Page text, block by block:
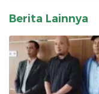
Berita Lainnya